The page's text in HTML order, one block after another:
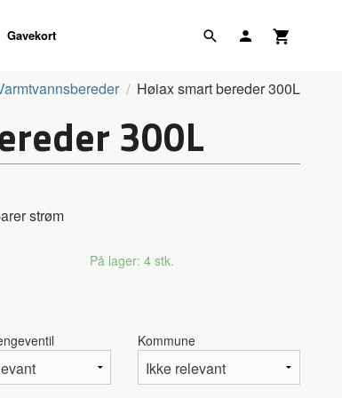
Gavekort
Høiax smart bereder 300L
300L
strøm
På lager: 4 stk.
Kommune